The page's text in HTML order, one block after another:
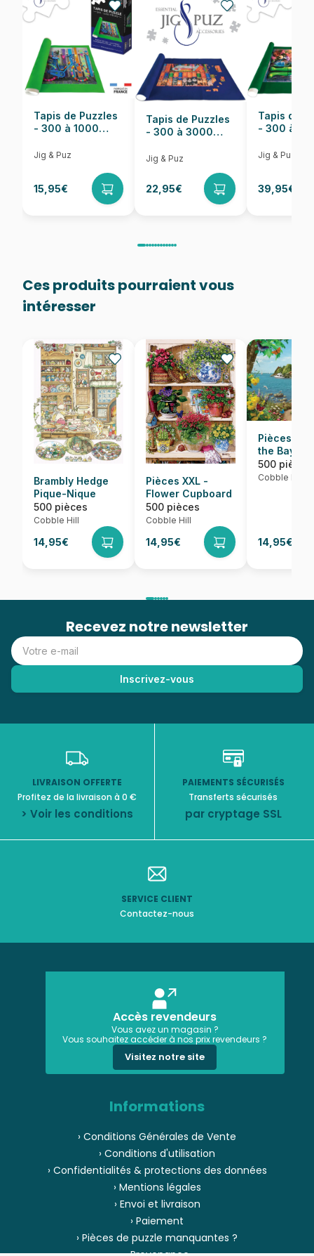
Nombre de pièces 500 pièces
Dimensions 67 x 48 cm
Tapis de Puzzles
- 300 à 1000
Jig & Puz
15,95€
Tapis de Puzzles
- 300 à 3000
Jig & Puz
22,95€
Tapis de
- 300 à
Jig & Puz
39,95€
Ces produits pourraient vous
intéresser
Brambly Hedge
Pique-Nique
500 pièces
Cobble Hill
14,95€
Pièces XXL -
Flower Cupboard
500 pièces
Cobble Hill
14,95€
Pièces
the Bay
500 pièces
Cobble Hill
14,95€
Recevez notre newsletter
LIVRAISON OFFERTE
Profitez de la livraison à 0 €
> Voir les conditions
PAIEMENTS SÉCURISÉS
Transferts sécurisés
par cryptage SSL
SERVICE CLIENT
Contactez-nous
Accès revendeurs
Vous avez un magasin ?
Vous souhaitez accéder à nos prix revendeurs ?
Visitez notre site
Informations
› Conditions Générales de Vente
› Conditions d'utilisation
› Confidentialités & protections des données
› Mentions légales
› Envoi et livraison
› Paiement
› Pièces de puzzle manquantes ?